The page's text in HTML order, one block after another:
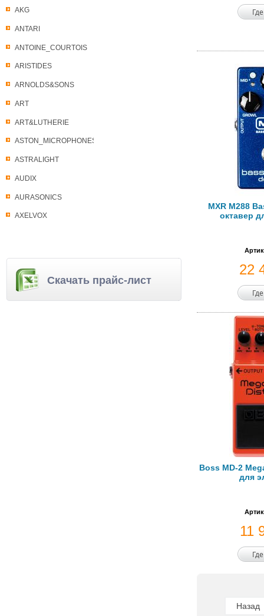
AKG
ANTARI
ANTOINE_COURTOIS
ARISTIDES
ARNOLDS&SONS
ART
ART&LUTHERIE
ASTON_MICROPHONES
ASTRALIGHT
AUDIX
AURASONICS
AXELVOX
Скачать прайс-лист
MXR M288
октавер
22
Boss MD-2
для
11
Назад